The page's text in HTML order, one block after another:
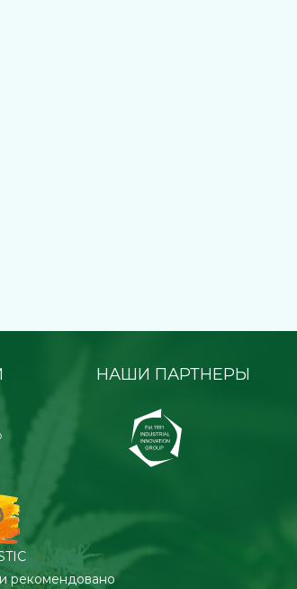
НАШИ ПАРТНЕРЫ
рекомендовано